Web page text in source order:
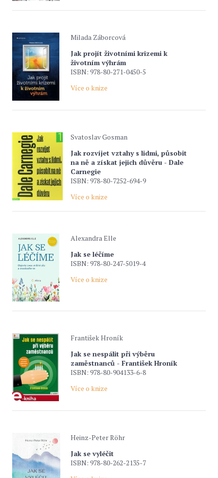
Milada Záborcová
Jak projít životními krizemi k
životním výhrám
ISBN: 978-80-271-0450-5
Více o knize
Svatoslav Gosman
Jak rozvíjet vztahy s lidmi, působit
na ně a získat jejich důvěru - Dale
Carnegie
ISBN: 978-80-7252-694-9
Více o knize
Alexandra Elle
Jak se léčíme
ISBN: 978-80-247-5019-4
Více o knize
František Hroník
Jak se nespálit při výběru
zaměstnanců - František Hroník
ISBN: 978-80-904133-6-8
Více o knize
Heinz-Peter Röhr
Jak se vyléčit
ISBN: 978-80-262-2135-7